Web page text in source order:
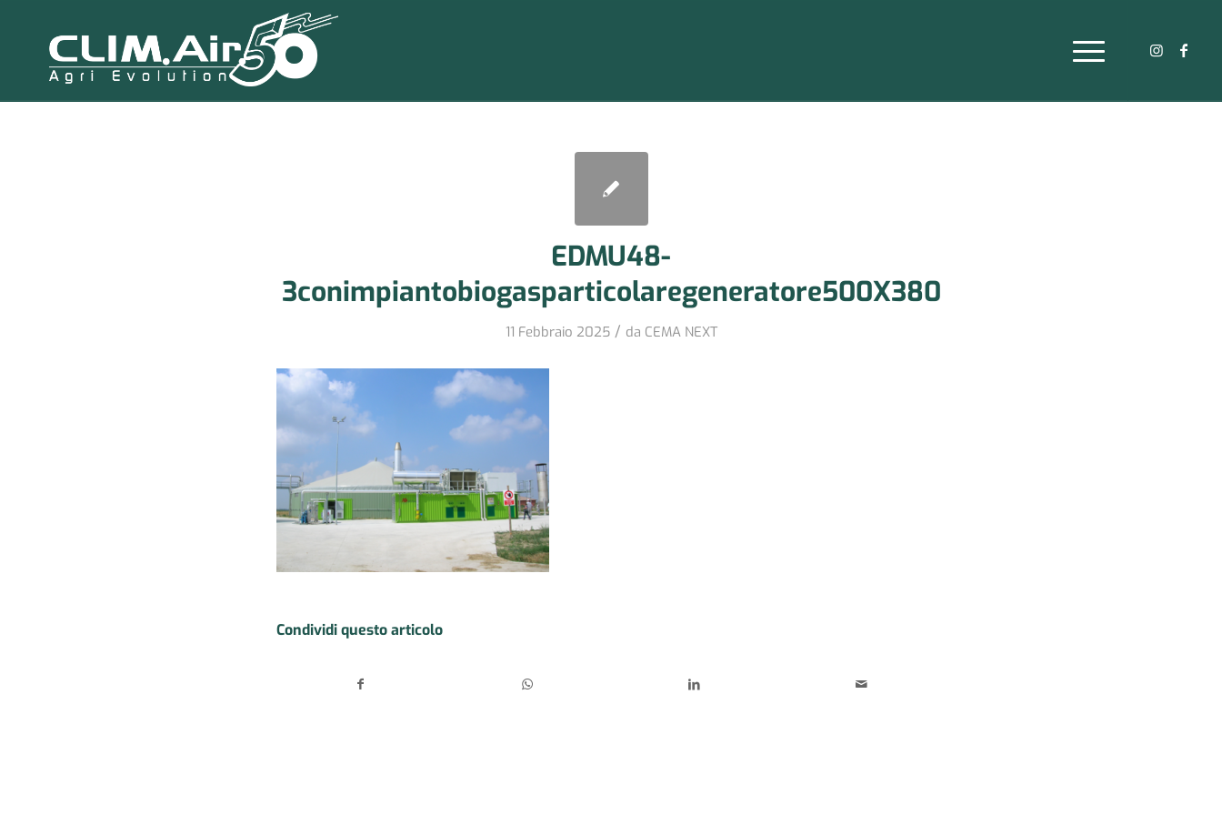
EDMU48-
3conimpiantobiogasparticolaregeneratore500X380
11 Febbraio 2025 / da CEMA NEXT
Condividi questo articolo